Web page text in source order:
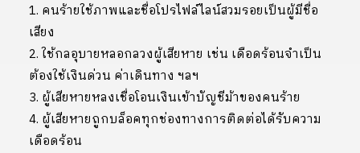
1. คนร้ายใช้ภาพและชื่อโปรไฟล์ไลน์สวมรอยเป็นผู้มีชื่อ
เสียง
2. ใช้กลอุบายหลอกลวงผู้เสียหาย เช่น เดือดร้อนจำเป็น
ต้องใช้เงินด่วน ค่าเดินทาง ฯลฯ
3. ผู้เสียหายหลงเชื่อโอนเงินเข้าบัญชีม้าของคนร้าย
4. ผู้เสียหายถูกบล็อคทุกช่องทางการติดต่อได้รับความ
เดือดร้อน